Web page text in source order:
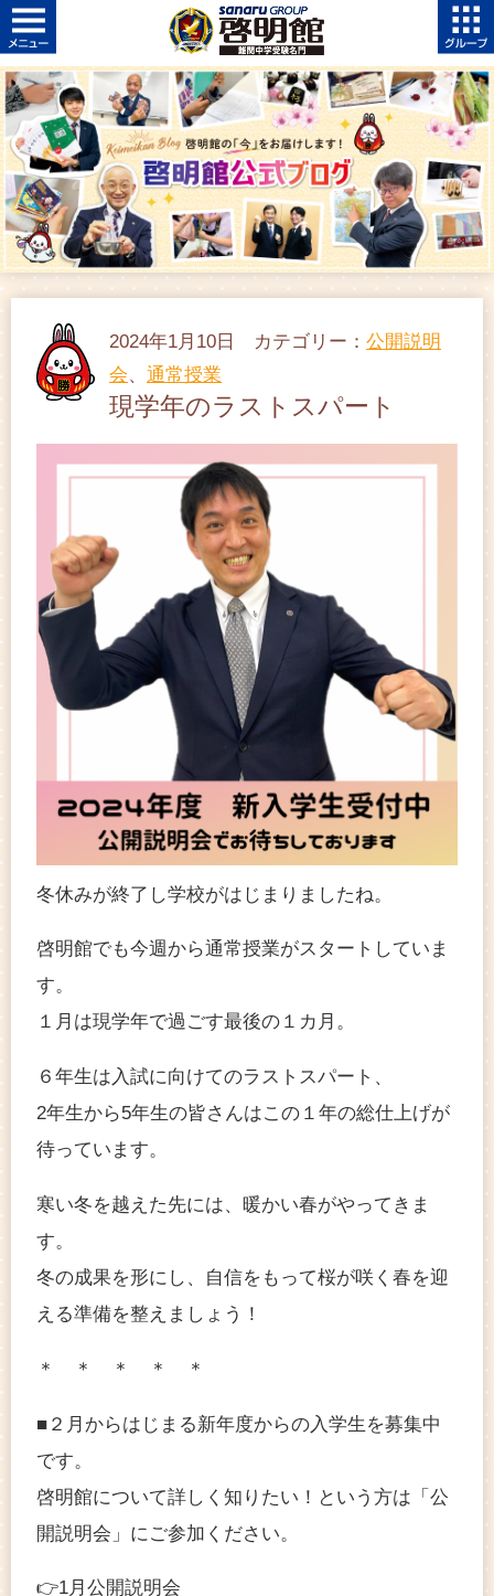
2024年1月10日 カテゴリー： 公開説明
会、 通常授業
現学年のラストスパート
冬休みが終了し学校がはじまりましたね。
啓明館でも今週から通常授業がスタートしていま
す。
１月は現学年で過ごす最後の１カ月。
６年生は入試に向けてのラストスパート、
2年生から5年生の皆さんはこの１年の総仕上げが
待っています。
寒い冬を越えた先には、暖かい春がやってきま
す。
冬の成果を形にし、自信をもって桜が咲く春を迎
える準備を整えましょう！
＊ ＊ ＊ ＊ ＊
■２月からはじまる新年度からの入学生を募集中
です。
啓明館について詳しく知りたい！という方は「公
開説明会」にご参加ください。
👉1月公開説明会